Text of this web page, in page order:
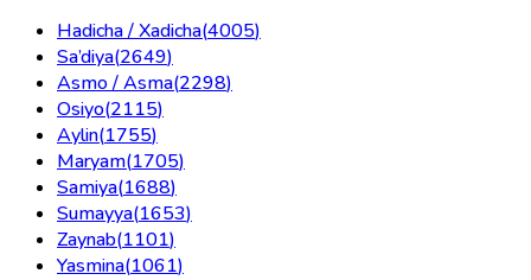
Hadicha / Xadicha(4005)
Sa’diya(2649)
Asmo / Asma(2298)
Osiyo(2115)
Aylin(1755)
Maryam(1705)
Samiya(1688)
Sumayya(1653)
Zaynab(1101)
Yasmina(1061)